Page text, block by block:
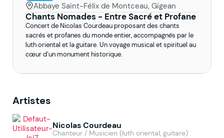
Abbaye Saint-Félix de Montceau, Gigean
Chants Nomades - Entre Sacré et Profane
Concert de Nicolas Courdeau proposant des chants
sacrés et profanes du monde entier, accompagnés par le
luth oriental et la guitare. Un voyage musical et spirituel au
cœur d’un monument historique.
Artistes
Nicolas Courdeau
Chanteur / Musicien (luth oriental, guitare)